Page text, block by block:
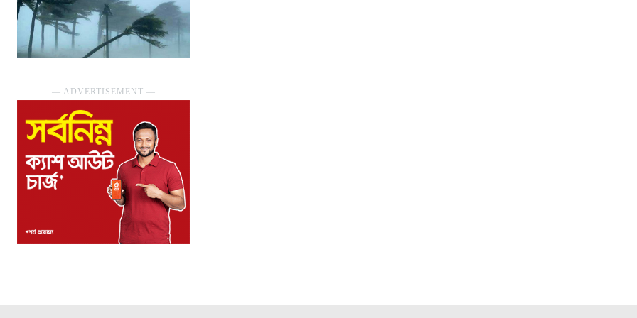
― ADVERTISEMENT ―